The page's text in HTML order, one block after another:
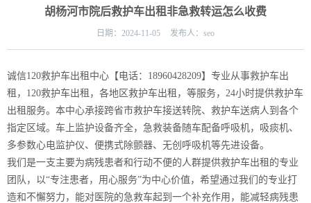
胡杨河市院后救护车出租非急救转运怎么收费
日期： 2024-11-05 发布人： seo
诚信120救护车出租中心【电话：18960428209】专业从事救护车出
租，120救护车出租，各地区救护车出租，等服务，24小时提供救护车
出租服务。本中心承接跨省市救护车接送转院、救护车送病人到各个
指定区域。车上监护设备齐全，急救装备随车配备呼吸机，吸痰机、
多参数心电监护仪、便携式除颤器、无创呼吸机等先进设备。
我们是一支主要为病残患者和行动不便的人群提供救护车出租的专业
团队，以“专注患者，用心服务”为中心价值，希望通过我们的专业打
造和不懈努力，能对医院的急救车起到一个补充作用，能减轻病残患